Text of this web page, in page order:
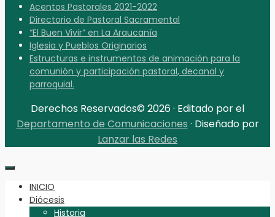
Acentos Pastorales 2021-2022
Directorio de Pastoral Sacramental
“El Buen Vivir” en La Araucanía
Iglesia y Pueblos Originarios
Estructuras e instrumentos de animación para la
comunión y participación pastoral, decanal y
parroquial.
Derechos Reservados© 2026 · Editado por el
Departamento de Comunicaciones · Diseñado por
Lanzar las Redes
INICIO
Diócesis
Historia